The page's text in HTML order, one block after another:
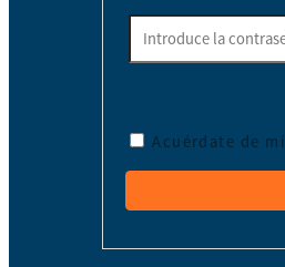
Acuérdate de mí